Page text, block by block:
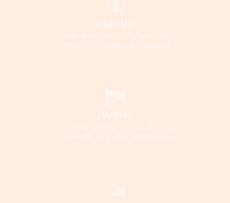
LIVRAISON
Offerte dès 200 Chf d'achat ou
retrait à la boutique à Villeneuve
ESSAYAGE
Possibilité de venir essayer, toucher
et ressentir les pièces à la boutique.